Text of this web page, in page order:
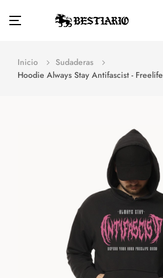
Navegación
☰
Inicio
Sudaderas
Hoodie Always Stay Antifascist - Freelife